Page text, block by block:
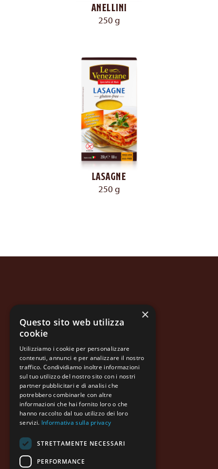
Anellini
250 g
Lasagne
250 g
Azienda
Prodotti
Informazioni legali
Contatti
MOLINO DI FERRO S.p.A.
×
Questo sito web utilizza
cookie
Utilizziamo i cookie per personalizzare
contenuti, annunci e per analizzare il nostro
traffico. Condividiamo inoltre informazioni
sul tuo utilizzo del nostro sito con i nostri
partner pubblicitari e di analisi che
potrebbero combinarle con altre
informazioni che hai fornito loro o che
hanno raccolto dal tuo utilizzo dei loro
servizi. Informativa sulla privacy
STRETTAMENTE NECESSARI
PERFORMANCE